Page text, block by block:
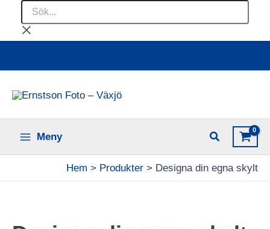
innehåll
Sök...
Meny
Hem Produkter Designa din egna skylt